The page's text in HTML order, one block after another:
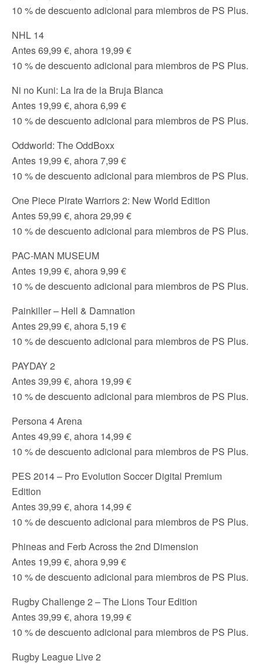
10 % de descuento adicional para miembros de PS Plus.
NHL 14
Antes 69,99 €, ahora 19,99 €
10 % de descuento adicional para miembros de PS Plus.
Ni no Kuni: La Ira de la Bruja Blanca
Antes 19,99 €, ahora 6,99 €
10 % de descuento adicional para miembros de PS Plus.
Oddworld: The OddBoxx
Antes 19,99 €, ahora 7,99 €
10 % de descuento adicional para miembros de PS Plus.
One Piece Pirate Warriors 2: New World Edition
Antes 59,99 €, ahora 29,99 €
10 % de descuento adicional para miembros de PS Plus.
PAC-MAN MUSEUM
Antes 19,99 €, ahora 9,99 €
10 % de descuento adicional para miembros de PS Plus.
Painkiller – Hell & Damnation
Antes 29,99 €, ahora 5,19 €
10 % de descuento adicional para miembros de PS Plus.
PAYDAY 2
Antes 39,99 €, ahora 19,99 €
10 % de descuento adicional para miembros de PS Plus.
Persona 4 Arena
Antes 49,99 €, ahora 14,99 €
10 % de descuento adicional para miembros de PS Plus.
PES 2014 – Pro Evolution Soccer Digital Premium
Edition
Antes 39,99 €, ahora 14,99 €
10 % de descuento adicional para miembros de PS Plus.
Phineas and Ferb Across the 2nd Dimension
Antes 19,99 €, ahora 9,99 €
10 % de descuento adicional para miembros de PS Plus.
Rugby Challenge 2 – The Lions Tour Edition
Antes 39,99 €, ahora 19,99 €
10 % de descuento adicional para miembros de PS Plus.
Rugby League Live 2